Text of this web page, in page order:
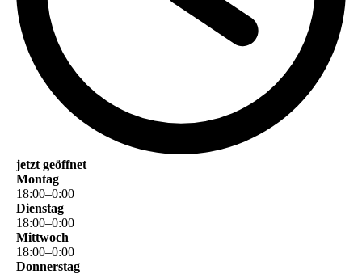
jetzt geöffnet
Montag
18:00–0:00
Dienstag
18:00–0:00
Mittwoch
18:00–0:00
Donnerstag